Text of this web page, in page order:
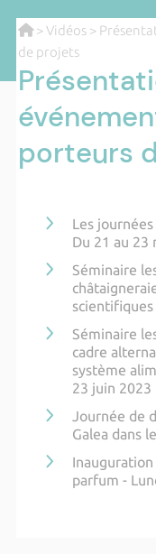
>Vidéos>
de projets
porteurs
Les
Du 21 au 23
Séminaire
Séminaire
cadre
système
23 juin 2023
Journée de
Galea dans
parfum -